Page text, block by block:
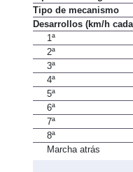
Tipo de Embrague
Tipo de mecanismo
Desarrollos (km/h cada
1ª
2ª
3ª
4ª
5ª
6ª
7ª
8ª